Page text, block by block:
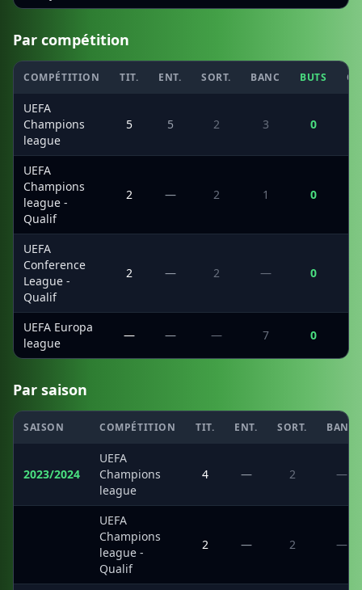
Par compétition
COMPÉTITION TIT. ENT. SORT. BANC BUTS
UEFA
Champions
league
5 5 2 3 0
UEFA
Champions
league -
Qualif
2 — 2 1 0
UEFA
Conference
League -
Qualif
2 — 2 — 0
UEFA Europa
league
— — — 7 0
Par saison
SAISON COMPÉTITION TIT. ENT. SORT. BANC
2023/2024
UEFA
Champions
league
4 — 2 —
UEFA
Champions
league -
Qualif
2 — 2 —